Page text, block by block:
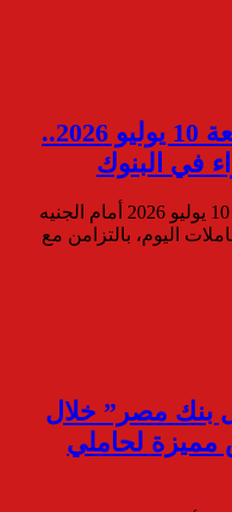
سعر الدولار اليوم الجمعة 10 يوليو 2026..
في البنوك
حافظ سعر الدولار اليوم الجمعة 10 يوليو 2026 أمام الجنيه
اليوم، بالتزامن مع
بنك مصر” خلال
بعروض مميزة لحاملي